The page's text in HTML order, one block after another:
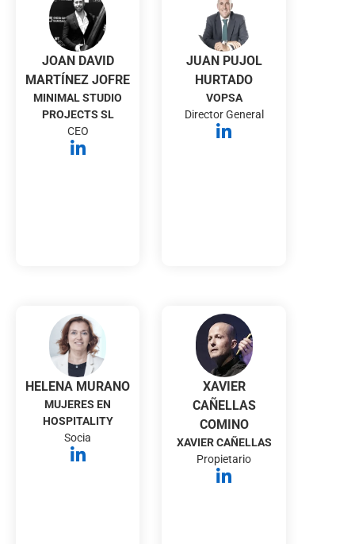
JOAN DAVID
MARTÍNEZ JOFRE
MINIMAL STUDIO
PROJECTS SL
CEO
JUAN PUJOL
HURTADO
VOPSA
Director General
HELENA MURANO
MUJERES EN
HOSPITALITY
Socia
XAVIER
CAÑELLAS
COMINO
XAVIER CAÑELLAS
Propietario